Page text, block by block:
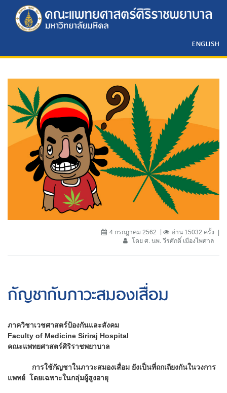
ENGLISH
4 กรกฎาคม 2562
อ่าน 15032 ครั้ง
โดย ศ. นพ. วีรศักดิ์ เมืองไพศาล
กัญชากับภาวะสมองเสื่อม
ภาควิชาเวชศาสตร์ป้องกันและสังคม
Faculty of Medicine Siriraj Hospital
คณะแพทยศาสตร์ศิริราชพยาบาล
การใช้กัญชาในภาวะสมองเสื่อม ยังเป็นที่ถกเถียงกันในวงการ
แพทย์ โดยเฉพาะในกลุ่มผู้สูงอายุ